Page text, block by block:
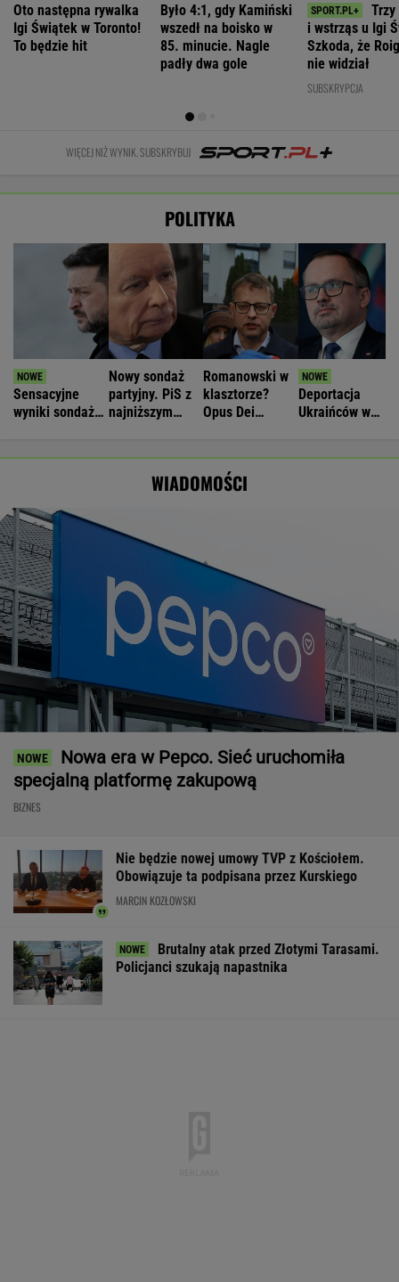
Oto następna rywalka
Igi Świątek w Toronto!
To będzie hit
Było 4:1, gdy Kamiński
wszedł na boisko w
85. minucie. Nagle
padły dwa gole
i wstrząs u Igi
Szkoda, że
nie widział
SUBSKRYPCJA
WIĘCEJ NIŻ WYNIK. SUBSKRYBUJ
POLITYKA
Sensacyjne
wyniki sondażu
Nowy sondaż
partyjny. PiS z
najniższym
Romanowski w
klasztorze?
Opus Dei
Deportacja
Ukraińców w
WIADOMOŚCI
Nowa era w Pepco. Sieć uruchomiła
specjalną platformę zakupową
BIZNES
Nie będzie nowej umowy TVP z Kościołem.
Obowiązuje ta podpisana przez Kurskiego
MARCIN KOZŁOWSKI
Brutalny atak przed Złotymi Tarasami.
Policjanci szukają napastnika